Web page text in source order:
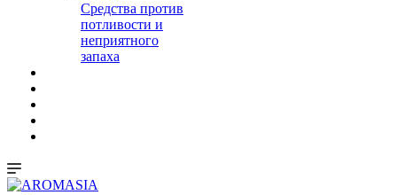
Средства против
потливости и
неприятного
запаха